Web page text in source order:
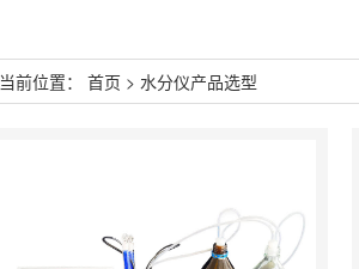
当前位置： 首页 > 水分仪产品选型